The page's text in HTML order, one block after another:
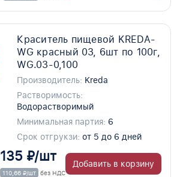
Краситель пищевой KREDA-
WG красный 03, 6шт по 100г,
WG.03-0,100
Производитель: Kreda
Растворимость:
Водорастворимый
Минимальная партия: 6
Срок отгрукзи: от 5 до 6 дней
135 ₽/шт
110,66 ₽/шт без НДС
Добавить в корзину